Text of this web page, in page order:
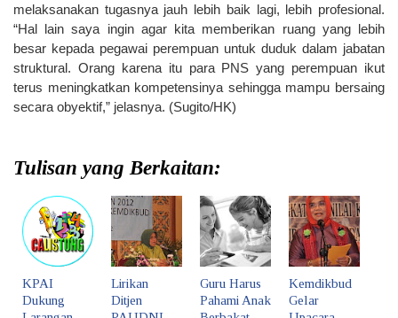
melaksanakan tugasnya jauh lebih baik lagi, lebih profesional.
“Hal lain saya ingin agar kita memberikan ruang yang lebih
besar kepada pegawai perempuan untuk duduk dalam jabatan
struktural. Orang karena itu para PNS yang perempuan ikut
terus meningkatkan kompetensinya sehingga mampu bersaing
secara obyektif,” jelasnya. (Sugito/HK)
Tulisan yang Berkaitan:
KPAI
Dukung
Lirikan
Ditjen
Guru Harus
Pahami Anak
Kemdikbud
Gelar